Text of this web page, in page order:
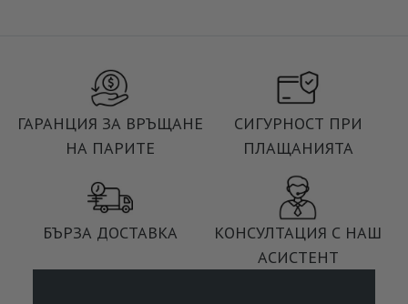
ГАРАНЦИЯ ЗА ВРЪЩАНЕ
НА ПАРИТЕ
СИГУРНОСТ ПРИ
ПЛАЩАНИЯТА
БЪРЗА ДОСТАВКА
КОНСУЛТАЦИЯ С НАШ
АСИСТЕНТ